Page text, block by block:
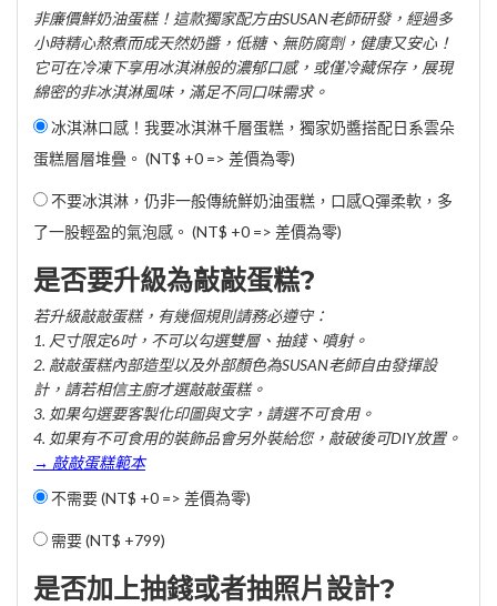
非廉價鮮奶油蛋糕！這款獨家配方由SUSAN老師研發，經過多
小時精心熬煮而成天然奶醬，低糖、無防腐劑，健康又安心！
它可在冷凍下享用冰淇淋般的濃郁口感，或僅冷藏保存，展現
綿密的非冰淇淋風味，滿足不同口味需求。
冰淇淋口感！我要冰淇淋千層蛋糕，獨家奶醬搭配日系雲朵
蛋糕層層堆疊。 (NT$ +0 => 差價為零)
不要冰淇淋，仍非一般傳統鮮奶油蛋糕，口感Q彈柔軟，多
了一股輕盈的氣泡感。 (NT$ +0 => 差價為零)
是否要升級為敲敲蛋糕?
若升級敲敲蛋糕，有幾個規則請務必遵守：
1. 尺寸限定6吋，不可以勾選雙層、抽錢、噴射。
2. 敲敲蛋糕內部造型以及外部顏色為SUSAN老師自由發揮設
計，請若相信主廚才選敲敲蛋糕。
3. 如果勾選要客製化印圖與文字，請選不可食用。
4. 如果有不可食用的裝飾品會另外裝給您，敲破後可DIY放置。
→ 敲敲蛋糕範本
不需要 (NT$ +0 => 差價為零)
需要 (NT$ +799)
是否加上抽錢或者抽照片設計?